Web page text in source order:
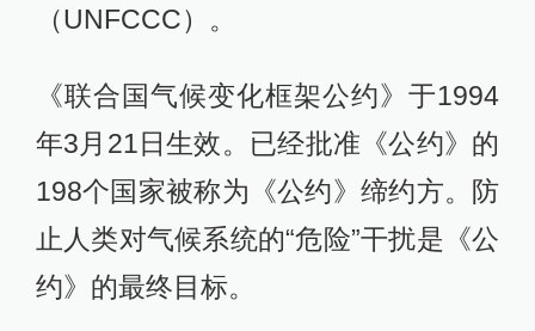
（UNFCCC）。
《联合国气候变化框架公约》于1994
年3月21日生效。已经批准《公约》的
198个国家被称为《公约》缔约方。防
止人类对气候系统的“危险”干扰是《公
约》的最终目标。